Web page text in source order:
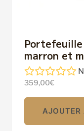
marron et
359,00€
AJOUTER